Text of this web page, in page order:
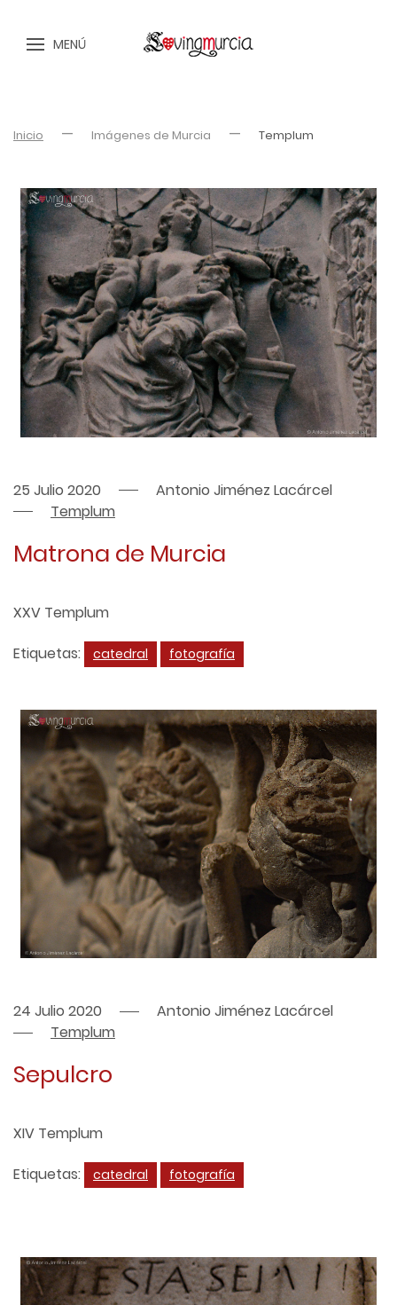
MENÚ
Inicio Imágenes de Murcia Templum
25 Julio 2020
Antonio Jiménez Lacárcel
Templum
Matrona de Murcia
XXV Templum
Etiquetas:
catedral fotografía
24 Julio 2020
Antonio Jiménez Lacárcel
Templum
Sepulcro
XIV Templum
Etiquetas:
catedral fotografía